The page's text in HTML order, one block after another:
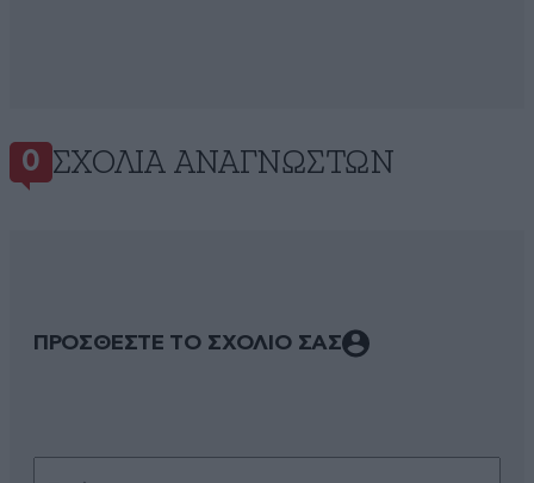
0 ΣΧΌΛΙΑ ΑΝΑΓΝΩΣΤΏΝ
ΠΡΟΣΘΕΣΤΕ ΤΟ ΣΧΟΛΙΟ ΣΑΣ